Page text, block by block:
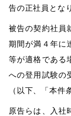
告の正社員とな
被告の契約社員
期間が満４年に
等が適格である
への登用試験の
（以下、「本件
原告らは、入社